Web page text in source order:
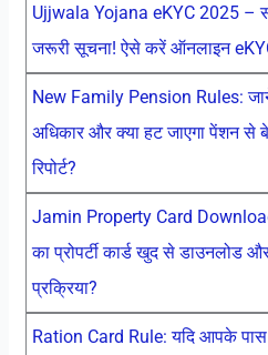
Ujjwala Yojana eKYC 2025 –
जरूरी सूचना! ऐसे करें ऑनलाइन
New Family Pension Rules:
अधिकार और क्या हट जाएगा पेंशन से
रिपोर्ट?
Jamin Property Card
का प्रोपर्टी कार्ड खुद से डाउनलोड
प्रक्रिया?
Ration Card Rule: यदि आपके पास